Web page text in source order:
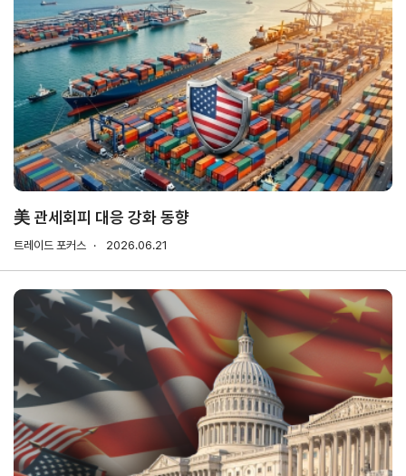
기업전용
회원
사검
색
사가
입
기업
정보
관리
무역
업고
유번
호
발급
자사
정보
조회
신청
회비
납부
현황
회비
납부
Utility
신문
고
홈
이용
약관
개인
정보
처리
방침
저작
권
정책
이메
일주
소무
단수
美 관세회피 대응 강화 동향
트레이드 포커스 2026.06.21